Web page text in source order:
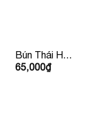
Bún Thái Hải
Sản
65,000₫